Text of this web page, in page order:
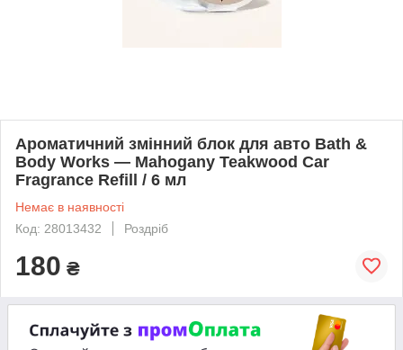
Ароматичний змінний блок для авто Bath &
Body Works — Mahogany Teakwood Car
Fragrance Refill / 6 мл
Немає в наявності
Код: 28013432
Роздріб
180 ₴